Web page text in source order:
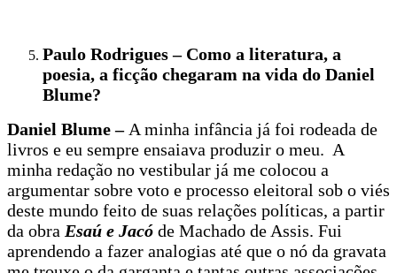
Paulo Rodrigues – Como a literatura, a
poesia, a ficção chegaram na vida do Daniel
Blume?
Daniel Blume – A minha infância já foi rodeada de
livros e eu sempre ensaiava produzir o meu. A
minha redação no vestibular já me colocou a
argumentar sobre voto e processo eleitoral sob o viés
deste mundo feito de suas relações políticas, a partir
da obra Esaú e Jacó de Machado de Assis. Fui
aprendendo a fazer analogias até que o nó da gravata